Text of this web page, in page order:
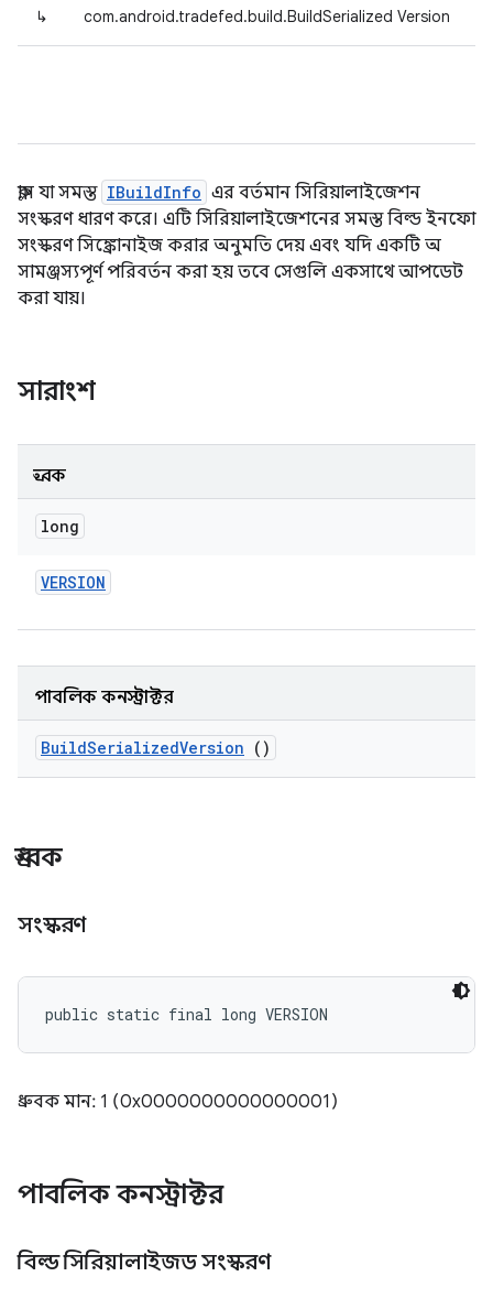
↳ com.android.tradefed.build.BuildSerialized Version
ক্লাস যা সমস্ত IBuildInfo এর বর্তমান সিরিয়ালাইজেশন
সংস্করণ ধারণ করে। এটি সিরিয়ালাইজেশনের সমস্ত বিল্ড ইনফো
সংস্করণ সিঙ্ক্রোনাইজ করার অনুমতি দেয় এবং যদি একটি অ
সামঞ্জস্যপূর্ণ পরিবর্তন করা হয় তবে সেগুলি একসাথে আপডেট
করা যায়।
সারাংশ
ধ্রুবক
long
VERSION
পাবলিক কনস্ট্রাক্টর
BuildSerializedVersion ()
ধ্রুবক
সংস্করণ
public static final long VERSION
ধ্রুবক মান: 1 (0x0000000000000001)
পাবলিক কনস্ট্রাক্টর
বিল্ড সিরিয়ালাইজড সংস্করণ